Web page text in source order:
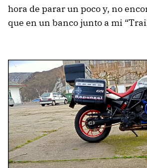
hora de parar un poco y, no
que en un banco junto a mi